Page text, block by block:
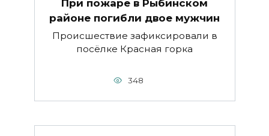
При пожаре в Рыбинском
районе погибли двое мужчин
Происшествие зафиксировали в
посёлке Красная горка
348